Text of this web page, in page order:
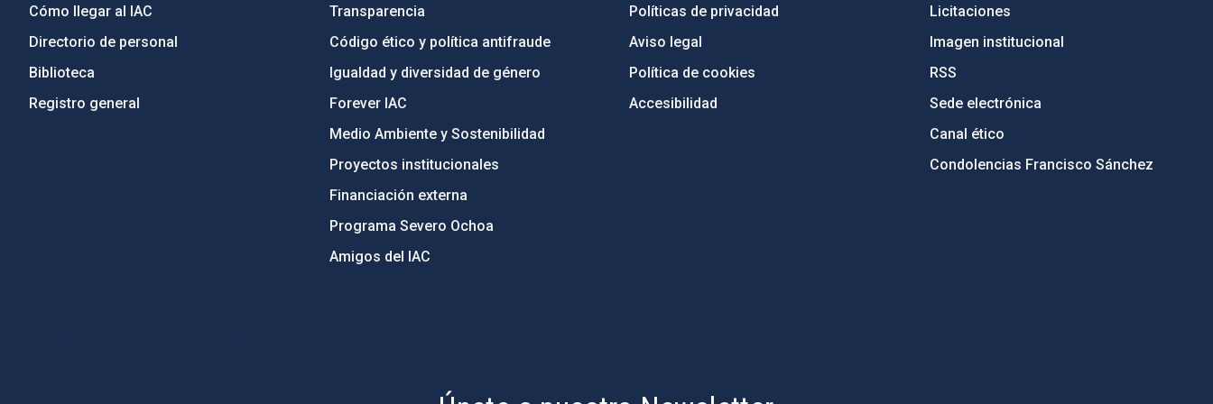
Cómo llegar al IAC
Directorio de personal
Biblioteca
Registro general
Transparencia
Código ético y política antifraude
Igualdad y diversidad de género
Forever IAC
Medio Ambiente y Sostenibilidad
Proyectos institucionales
Financiación externa
Programa Severo Ochoa
Amigos del IAC
Políticas de privacidad
Aviso legal
Política de cookies
Accesibilidad
Licitaciones
Imagen institucional
RSS
Sede electrónica
Canal ético
Condolencias Francisco Sánchez